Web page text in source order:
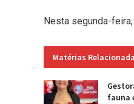
Nesta segunda-
Matérias
fauna